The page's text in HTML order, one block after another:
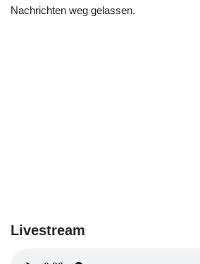
Nachrichten weg gelassen.
Livestream